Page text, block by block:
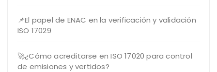
📌El papel de ENAC en la verificación y validación
ISO 17029
🚀¿Cómo acreditarse en ISO 17020 para control
de emisiones y vertidos?